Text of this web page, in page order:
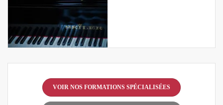
VOIR NOS FORMATIONS SPÉCIALISÉES